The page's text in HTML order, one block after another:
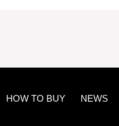
HOW TO BUY NEWS